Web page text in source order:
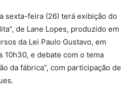
sexta-feira (26) terá exibição do
de Lane Lopes, produzido em
da Lei Paulo Gustavo, em
10h30, e debate com o tema
da fábrica”, com participação de